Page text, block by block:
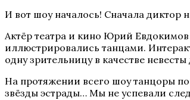
И вот шоу началось! Сначала диктор
Актёр театра и кино Юрий
иллюстрировались танцами.
одну зрительницу в качестве
На протяжении всего шоу танцоры
звёзды эстрады… Мы не успевали